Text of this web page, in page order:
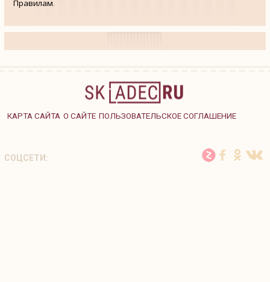
Правилам.
КАРТА САЙТА О САЙТЕ ПОЛЬЗОВАТЕЛЬСКОЕ СОГЛАШЕНИЕ
СОЦСЕТИ: